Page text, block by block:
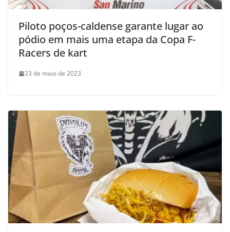
Piloto poços-caldense garante lugar ao
pódio em mais uma etapa da Copa F-
Racers de kart
23 de maio de 2023